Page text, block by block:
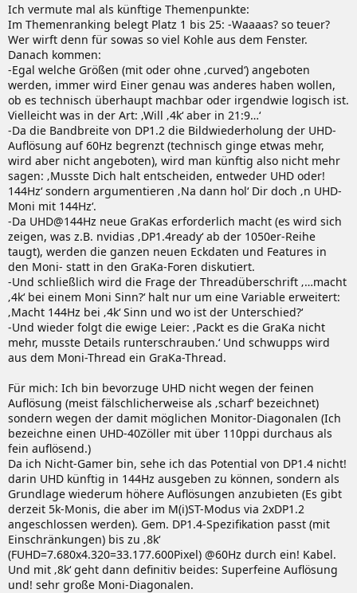
Ich vermute mal als künftige Themenpunkte:
Im Themenranking belegt Platz 1 bis 25: -Waaaas? so teuer?
Wer wirft denn für sowas so viel Kohle aus dem Fenster.
Danach kommen:
-Egal welche Größen (mit oder ohne ‚curved‘) angeboten
werden, immer wird Einer genau was anderes haben wollen,
ob es technisch überhaupt machbar oder irgendwie logisch ist.
Vielleicht was in der Art: ‚Will ‚4k‘ aber in 21:9…‘
-Da die Bandbreite von DP1.2 die Bildwiederholung der UHD-
Auflösung auf 60Hz begrenzt (technisch ginge etwas mehr,
wird aber nicht angeboten), wird man künftig also nicht mehr
sagen: ‚Musste Dich halt entscheiden, entweder UHD oder!
144Hz‘ sondern argumentieren ‚Na dann hol‘ Dir doch ‚n UHD-
Moni mit 144Hz‘.
-Da UHD@144Hz neue GraKas erforderlich macht (es wird sich
zeigen, was z.B. nvidias ‚DP1.4ready‘ ab der 1050er-Reihe
taugt), werden die ganzen neuen Eckdaten und Features in
den Moni- statt in den GraKa-Foren diskutiert.
-Und schließlich wird die Frage der Threadüberschrift ‚…macht
‚4k‘ bei einem Moni Sinn?‘ halt nur um eine Variable erweitert:
‚Macht 144Hz bei ‚4k‘ Sinn und wo ist der Unterschied?‘
-Und wieder folgt die ewige Leier: ‚Packt es die GraKa nicht
mehr, musste Details runterschrauben.‘ Und schwupps wird
aus dem Moni-Thread ein GraKa-Thread.
Für mich: Ich bin bevorzuge UHD nicht wegen der feinen
Auflösung (meist fälschlicherweise als ‚scharf‘ bezeichnet)
sondern wegen der damit möglichen Monitor-Diagonalen (Ich
bezeichne einen UHD-40Zöller mit über 110ppi durchaus als
fein auflösend.)
Da ich Nicht-Gamer bin, sehe ich das Potential von DP1.4 nicht!
darin UHD künftig in 144Hz ausgeben zu können, sondern als
Grundlage wiederum höhere Auflösungen anzubieten (Es gibt
derzeit 5k-Monis, die aber im M(i)ST-Modus via 2xDP1.2
angeschlossen werden). Gem. DP1.4-Spezifikation passt (mit
Einschränkungen) bis zu ‚8k‘
(FUHD=7.680x4.320=33.177.600Pixel) @60Hz durch ein! Kabel.
Und mit ‚8k‘ geht dann definitiv beides: Superfeine Auflösung
und! sehr große Moni-Diagonalen.